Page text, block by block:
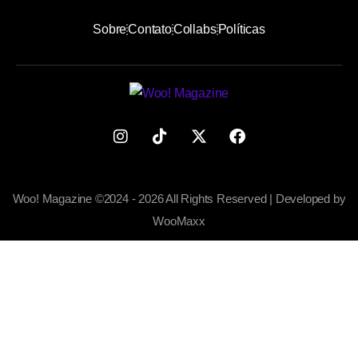
SobreContatoCollabsPolíticas
Woo! Magazine ©2024 - 2026 All Rights Reserved | Developed by
WooMaxx